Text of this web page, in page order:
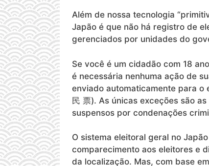
Além de nossa tecnologia
Japão é que não há registro de
gerenciados por unidades do
Se você é um cidadão com 18
é necessária nenhuma ação de
enviado automaticamente para o
民 票). As únicas exceções são
suspensos por condenações
O sistema eleitoral geral no
comparecimento aos eleitores e
da localização. Mas, com base